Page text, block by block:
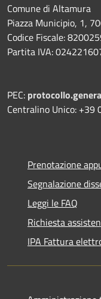
Comune di Altamura
Piazza Municipio, 1,
Codice Fiscale:
Partita IVA:
PEC:
Centralino Unico: +39
Prenotazione
Segnalazione
Leggi le FAQ
Richiesta
IPA Fattura